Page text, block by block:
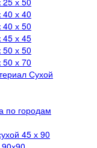
40 х 40
40 х 50
45 х 45
50 х 50
50 х 70
Сухой
по городам
45 х 90